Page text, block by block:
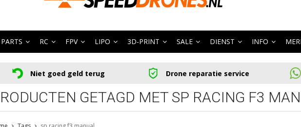
RC FPV LIPO 3D-PRINT SALE DIENST INFO
Niet goed geld terug Drone reparatie service
GETAGD MET SP RACING F3